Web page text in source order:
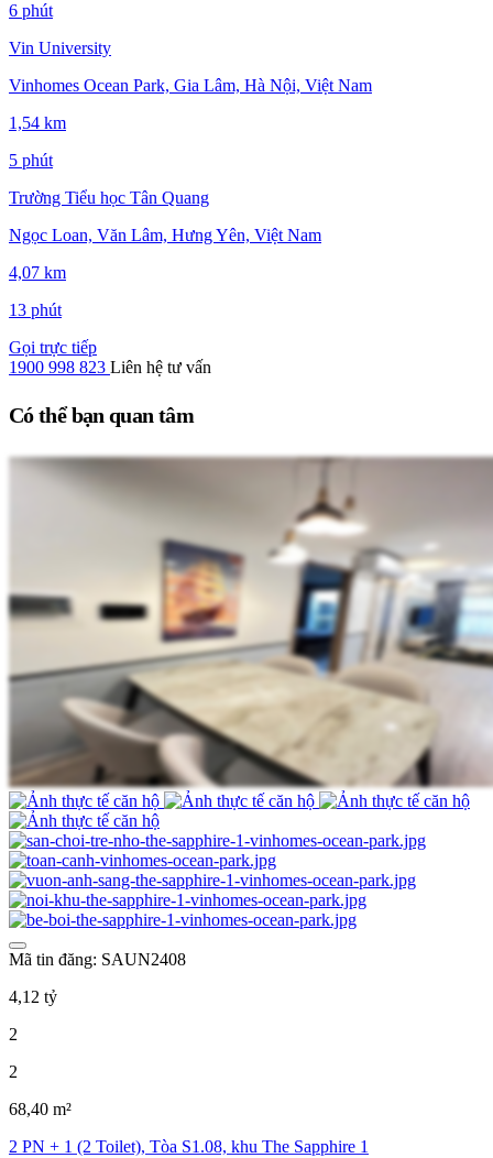
6 phút
Vin University
Vinhomes Ocean Park, Gia Lâm, Hà Nội, Việt Nam
1,54 km
5 phút
Trường Tiểu học Tân Quang
Ngọc Loan, Văn Lâm, Hưng Yên, Việt Nam
4,07 km
13 phút
Gọi trực tiếp
1900 998 823 Liên hệ tư vấn
Có thể bạn quan tâm
Mã tin đăng: SAUN2408
4,12 tỷ
2
2
68,40 m²
2 PN + 1 (2 Toilet), Tòa S1.08, khu The Sapphire 1